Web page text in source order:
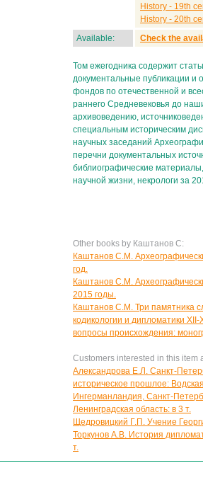
History - 19th
History - 20th
Available:
Check the
Том ежегодника содержит
документальные публикации и
фондов по отечественной и
раннего Средневековья до
архивоведению,
специальным историческим
научных заседаний
перечни документальных
библиографические
научной жизни, некрологи за
Other books by Каштанов С:
Каштанов С.М.
год.
Каштанов С.М.
2015 годы.
Каштанов С.М. Три памятника
кодикологии и дипломатики XII-
вопросы происхождения:
Customers interested in this item
Александрова Е.Л. Санкт-
историческое прошлое:
Ингерманландия, Санкт-
Ленинградская область: в 3 т.
Щедровицкий Г.П. Учение
Торкунов А.В. История
т.